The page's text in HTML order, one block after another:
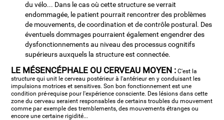
du vélo... Dans le cas où cette structure se verrait
endommagée, le patient pourrait rencontrer des problèmes
de mouvements, de coordination et de contrôle postural. Des
éventuels dommages pourraient également engendrer des
dysfonctionnements au niveau des processus cognitifs
supérieurs auxquels la structure est connectée.
LE MÉSENCÉPHALE OU CERVEAU MOYEN : C'est la
structure qui unit le cerveau postérieur à l'antérieur en y conduisant les
impulsions motrices et sensitives. Son bon fonctionnement est une
condition pré-requise pour l'expérience consciente. Des lésions dans cette
zone du cerveau seraient responsables de certains troubles du mouvement
comme par exemple des tremblements, des mouvements étranges ou
encore une certaine rigidité...